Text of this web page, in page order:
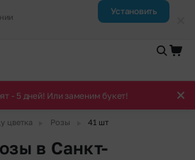
Установить
- 5 дней! Или заменим букет!
цветка Розы 41 шт
в Санкт-